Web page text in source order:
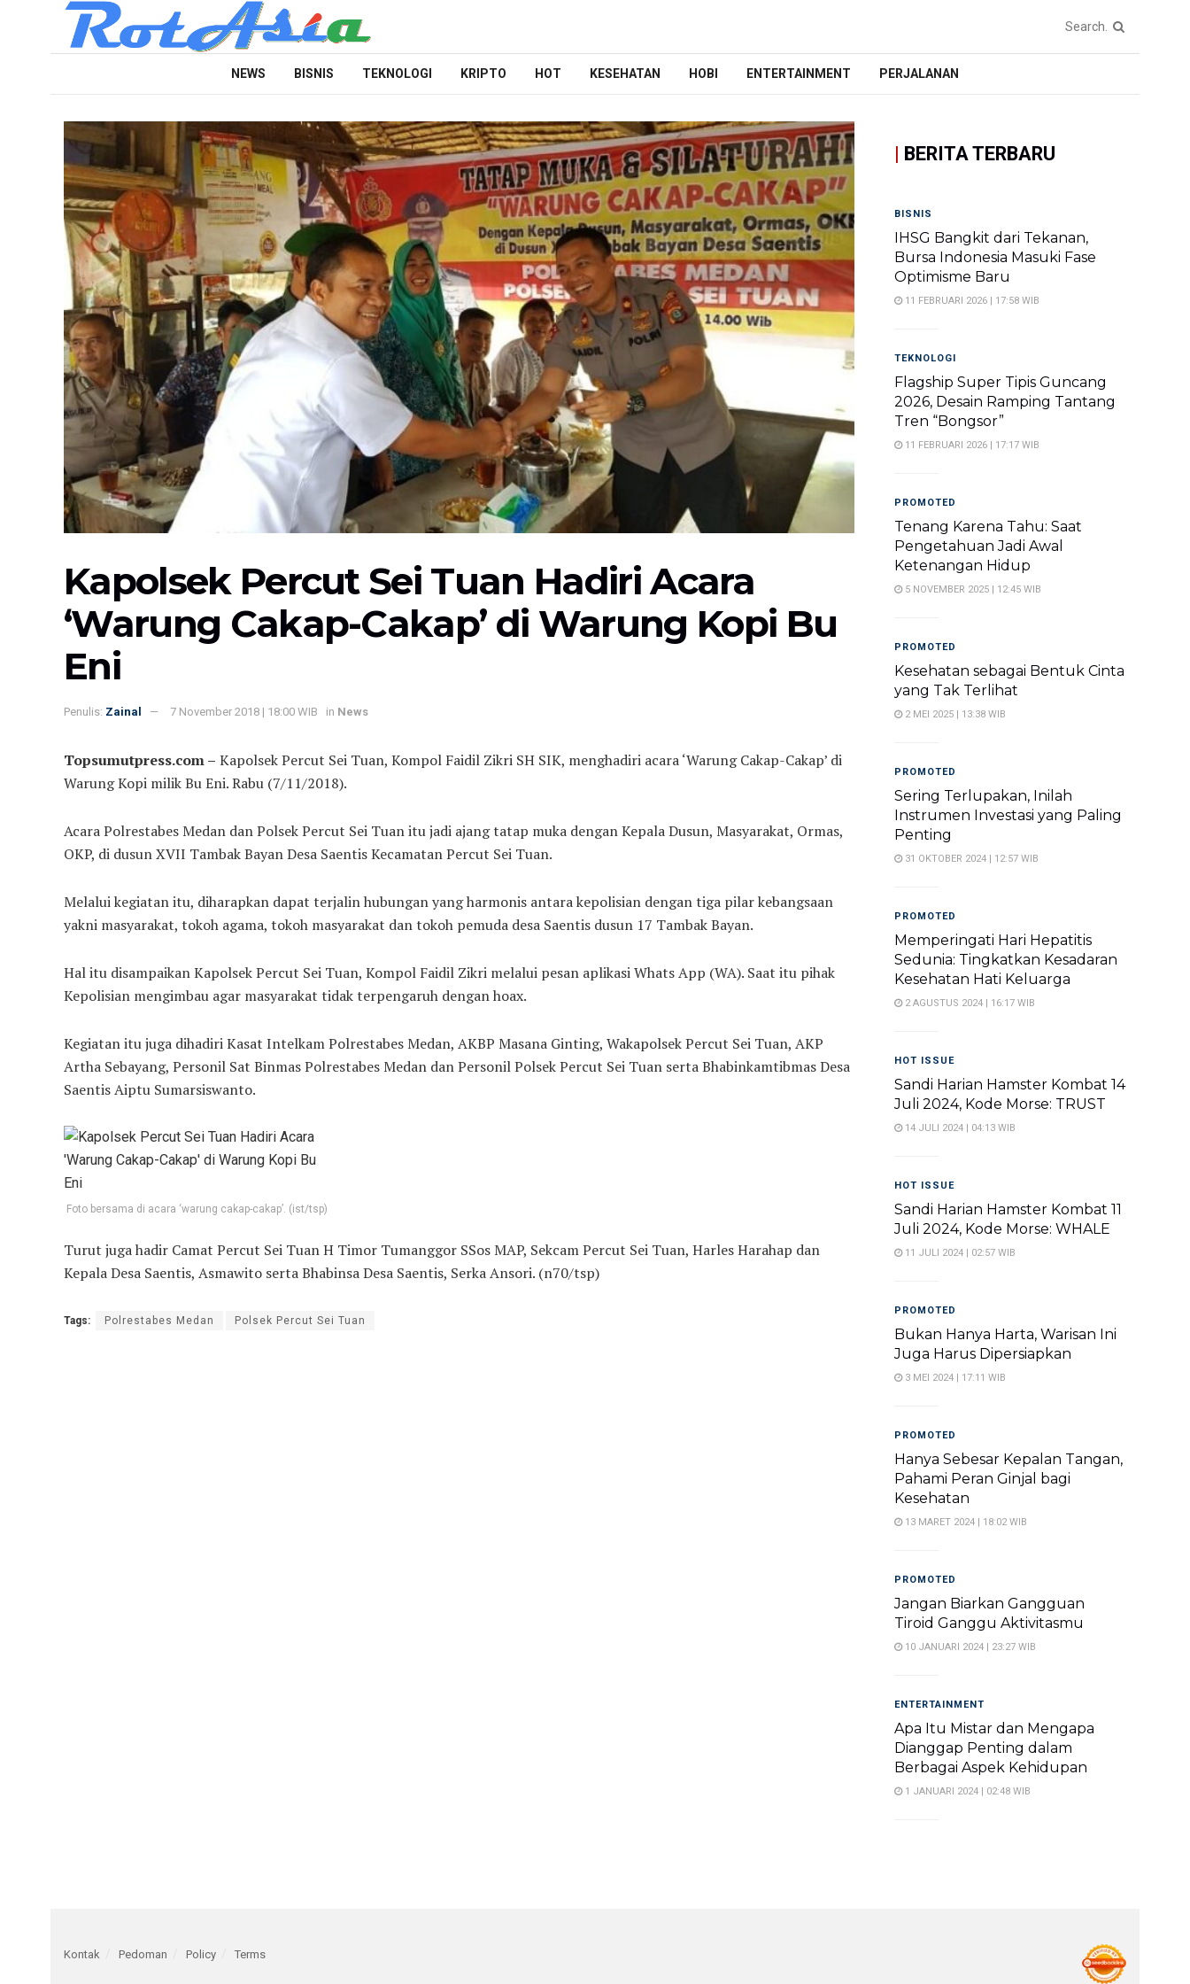
NEWS BISNIS TEKNOLOGI KRIPTO HOT KESEHATAN HOBI ENTERTAINMENT PERJALANAN
Kapolsek Percut Sei Tuan Hadiri Acara
‘Warung Cakap-Cakap’ di Warung Kopi Bu
Eni
Penulis: Zainal 7 November 2018 | 18:00 WIB in News
Topsumutpress.com – Kapolsek Percut Sei Tuan, Kompol Faidil Zikri SH SIK, menghadiri acara ‘Warung Cakap-Cakap’ di
Warung Kopi milik Bu Eni. Rabu (7/11/2018).
Acara Polrestabes Medan dan Polsek Percut Sei Tuan itu jadi ajang tatap muka dengan Kepala Dusun, Masyarakat, Ormas,
OKP, di dusun XVII Tambak Bayan Desa Saentis Kecamatan Percut Sei Tuan.
Melalui kegiatan itu, diharapkan dapat terjalin hubungan yang harmonis antara kepolisian dengan tiga pilar kebangsaan
yakni masyarakat, tokoh agama, tokoh masyarakat dan tokoh pemuda desa Saentis dusun 17 Tambak Bayan.
Hal itu disampaikan Kapolsek Percut Sei Tuan, Kompol Faidil Zikri melalui pesan aplikasi Whats App (WA). Saat itu pihak
Kepolisian mengimbau agar masyarakat tidak terpengaruh dengan hoax.
Kegiatan itu juga dihadiri Kasat Intelkam Polrestabes Medan, AKBP Masana Ginting, Wakapolsek Percut Sei Tuan, AKP
Artha Sebayang, Personil Sat Binmas Polrestabes Medan dan Personil Polsek Percut Sei Tuan serta Bhabinkamtibmas Desa
Saentis Aiptu Sumarsiswanto.
Foto bersama di acara ‘warung cakap-cakap’. (ist/tsp)
Turut juga hadir Camat Percut Sei Tuan H Timor Tumanggor SSos MAP, Sekcam Percut Sei Tuan, Harles Harahap dan
Kepala Desa Saentis, Asmawito serta Bhabinsa Desa Saentis, Serka Ansori. (n70/tsp)
Tags: Polrestabes Medan Polsek Percut Sei Tuan
| BERITA TERBARU
BISNIS
IHSG Bangkit dari Tekanan,
Bursa Indonesia Masuki Fase
Optimisme Baru
11 FEBRUARI 2026 | 17:58 WIB
TEKNOLOGI
Flagship Super Tipis Guncang
2026, Desain Ramping Tantang
Tren “Bongsor”
11 FEBRUARI 2026 | 17:17 WIB
PROMOTED
Tenang Karena Tahu: Saat
Pengetahuan Jadi Awal
Ketenangan Hidup
5 NOVEMBER 2025 | 12:45 WIB
PROMOTED
Kesehatan sebagai Bentuk Cinta
yang Tak Terlihat
2 MEI 2025 | 13:38 WIB
PROMOTED
Sering Terlupakan, Inilah
Instrumen Investasi yang Paling
Penting
31 OKTOBER 2024 | 12:57 WIB
PROMOTED
Memperingati Hari Hepatitis
Sedunia: Tingkatkan Kesadaran
Kesehatan Hati Keluarga
2 AGUSTUS 2024 | 16:17 WIB
HOT ISSUE
Sandi Harian Hamster Kombat 14
Juli 2024, Kode Morse: TRUST
14 JULI 2024 | 04:13 WIB
HOT ISSUE
Sandi Harian Hamster Kombat 11
Juli 2024, Kode Morse: WHALE
11 JULI 2024 | 02:57 WIB
PROMOTED
Bukan Hanya Harta, Warisan Ini
Juga Harus Dipersiapkan
3 MEI 2024 | 17:11 WIB
PROMOTED
Hanya Sebesar Kepalan Tangan,
Pahami Peran Ginjal bagi
Kesehatan
13 MARET 2024 | 18:02 WIB
PROMOTED
Jangan Biarkan Gangguan
Tiroid Ganggu Aktivitasmu
10 JANUARI 2024 | 23:27 WIB
ENTERTAINMENT
Apa Itu Mistar dan Mengapa
Dianggap Penting dalam
Berbagai Aspek Kehidupan
1 JANUARI 2024 | 02:48 WIB
Kontak Pedoman Policy Terms